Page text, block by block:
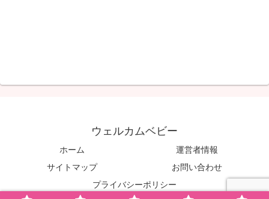
ウェルカムベビー
ホーム
運営者情報
サイトマップ
お問い合わせ
プライバシーポリシー